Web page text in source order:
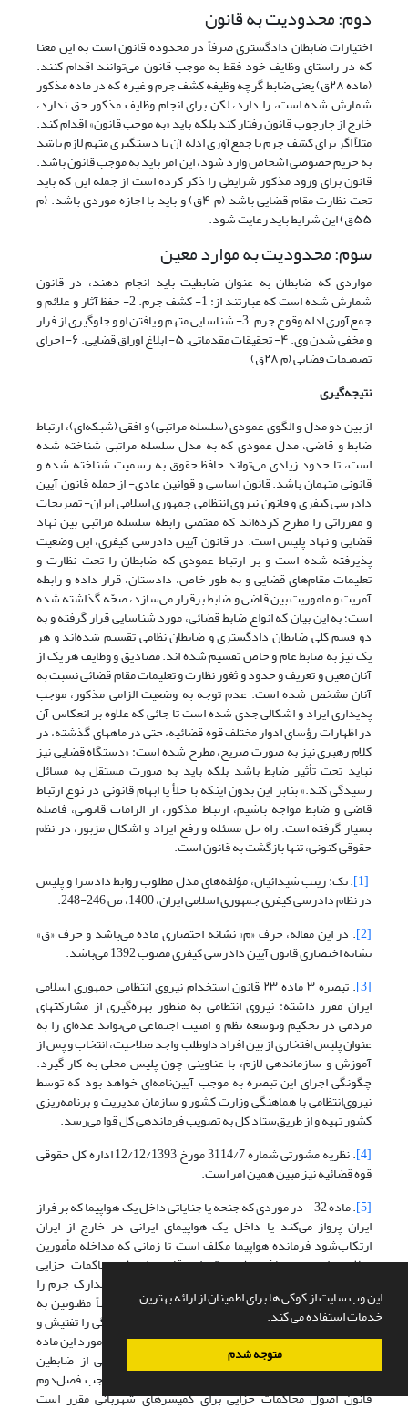
این وب سایت از کوکی ها برای اطمینان از ارائه بهترین
خدمات استفاده می کند.
متوجه شدم
دوم: محدودیت به قانون
اختیارات ضابطان دادگستری صرفاً در محدوده قانون است به این معنا
که در راستای وظایف خود فقط به موجب قانون می‌توانند اقدام کنند.
(ماده ۲۸ق) یعنی ضابط گرچه وظیفه کشف جرم و غیره که در ماده مذکور
شمارش شده است، را دارد، لکن برای انجام وظایف مذکور حق ندارد،
خارج از چارچوب قانون رفتار کند بلکه باید «به موجب قانون» اقدام کند.
مثلاً اگر برای کشف جرم یا جمع‌آوری ادله آن یا دستگیری متهم لازم باشد
به حریم خصوصی اشخاص وارد شود، این امر باید به موجب قانون باشد.
قانون برای ورود مذکور شرایطی را ذکر کرده است از جمله این که باید
تحت نظارت مقام قضایی باشد (م ۴ق) و باید با اجازه موردی باشد. (م
۵۵ق) این شرایط باید رعایت شود.
سوم: محدودیت به موارد معین
مواردی که ضابطان به عنوان ضابطیت باید انجام دهند، در قانون
شمارش شده است که عبارتند از: 1- کشف جرم. 2- حفظ آثار و علائم و
جمع‌آوری ادله وقوع جرم. 3- شناسایی متهم و یافتن او و جلوگیری از فرار
و مخفی شدن وی. ۴- تحقیقات مقدماتی. ۵- ابلاغ اوراق قضایی. ۶- اجرای
تصمیمات قضایی (م ۲۸ق)
نتیجه‌گیری
از بین دو مدل و الگوی عمودی (سلسله مراتبی) و افقی (شبکه‌ای)، ارتباط
ضابط و قاضی، مدل عمودی که به مدل سلسله مراتبی شناخته شده
است، تا حدود زیادی می‌تواند حافظ حقوق به رسمیت شناخته شده و
قانونی متهمان باشد. قانون اساسی و قوانین عادی- از جمله قانون آیین
دادرسی کیفری و قانون نیروی انتظامی جمهوری اسلامی ایران- تصریحات
و مقرراتی را مطرح کرده‌اند که مقتضی رابطه سلسله مراتبی بین نهاد
قضایی و نهاد پلیس است. در قانون آیین دادرسی کیفری، این وضعیت
پذیرفته شده است و بر ارتباط عمودی که ضابطان را تحت نظارت و
تعلیمات مقام‌های قضایی و به طور خاص، دادستان، قرار داده و رابطه
آمریت و ماموریت بین قاضی و ضابط برقرار می‌سازد، صحّه گذاشته شده
است؛ به این بیان که انواع ضابط قضائی، مورد شناسایی قرار گرفته و به
دو قسم کلی ضابطان دادگستری و ضابطان نظامی تقسیم شده‌اند و هر
یک نیز به ضابط عام و خاص تقسیم شده اند. مصادیق و وظایف هر یک از
آنان معین و تعریف و حدود و ثغور نظارت و تعلیمات مقام قضائی نسبت به
آنان مشخص شده است. عدم توجه به وضعیت الزامی مذکور، موجب
پدیداری ایراد و اشکالی جدی شده است تا جائی که علاوه بر انعکاس آن
در اظهارات رؤسای ادوار مختلف قوه قضائیه، حتی در ماههای گذشته، در
کلام رهبری نیز به صورت صریح، مطرح شده است: «دستگاه قضایی نیز
نباید تحت تأثیر ضابط باشد بلکه باید به صورت مستقل به مسائل
رسیدگی کند.» بنابر این بدون اینکه با خلأ یا ابهام قانونی در نوع ارتباط
قاضی و ضابط مواجه باشیم، ارتباط مذکور، از الزامات قانونی، فاصله
بسیار گرفته است. راه حل مسئله و رفع ایراد و اشکال مزبور، در نظم
حقوقی کنونی، تنها بازگشت به قانون است.
[1] . نک: زینب شیدائیان، مؤلفه‌های مدل مطلوب روابط دادسرا و پلیس
در نظام دادرسی کیفری جمهوری اسلامی ایران، 1400، ص 246-248.
[2] . در این مقاله، حرف «م» نشانه اختصاری ماده می‌باشد و حرف «ق»
نشانه اختصاری قانون آیین دادرسی کیفری مصوب 1392 می‌باشد.
[3]
. تبصره ۳ ماده ۲۳ قانون استخدام نیروی انتظامی جمهوری اسلامی
ایران مقرر داشته: نیروی انتظامی به منظور بهره‌گیری از مشارکتهای
مردمی در تحکیم و‌توسعه نظم و امنیت اجتماعی می‌تواند عده‌ای را به
عنوان پلیس افتخاری از بین افراد‌ داوطلب واجد صلاحیت، انتخاب و پس از
آموزش و سازماندهی لازم، با عناوینی چون ‌پلیس محلی به کار گیرد.
‌چگونگی اجرای این تبصره به موجب آیین‌نامه‌ای خواهد بود که توسط
نیروی‌انتظامی با هماهنگی وزارت کشور و سازمان مدیریت و برنامه‌ریزی
کشور تهیه و از طریق‌ستاد کل به تصویب فرماندهی کل قوا می‌رسد.
[4]
. نظریه مشورتی شماره 3114/7 مورخ 12/12/1393 اداره کل حقوقی
قوه قضائیه نیز مبین همین امر است.
[5]
. ‌ماده 32 - در موردی که جنحه یا جنایاتی داخل یک هواپیما که بر فراز
ایران پرواز می‌کند یا داخل یک هواپیمای ایرانی در خارج از ایران
ارتکاب‌شود فرمانده هواپیما مکلف است تا زمانی که مداخله مأمورین
صلاحیتدار میسر باشد طبق مقررات قانون اصول محاکمات جزایی
تفتیشات و تحقیقات‌مقدماتی را به عمل آورده دلائل و مدارک جرم را
جمع‌آوری و تأمین نماید و در صورت لزوم می‌تواند موقتاً مظنونین به
ارتکاب جرم را توقیف کند‌مسافرین و اعضای هیأت رانندگی را تفتیش و
اشیایی را که ممکن است دلیل جرم باشد توقیف نماید. ‌در مورد این ماده
فرمانده هواپیما برای تفتیش جرم و تحقیقات مقدماتی از ضابطین
دادگستری محسوب می‌شود و کلیه وظایفی را که به موجب فصل‌دوم
قانون اصول محاکمات جزایی برای کمیسرهای شهربانی مقرر است